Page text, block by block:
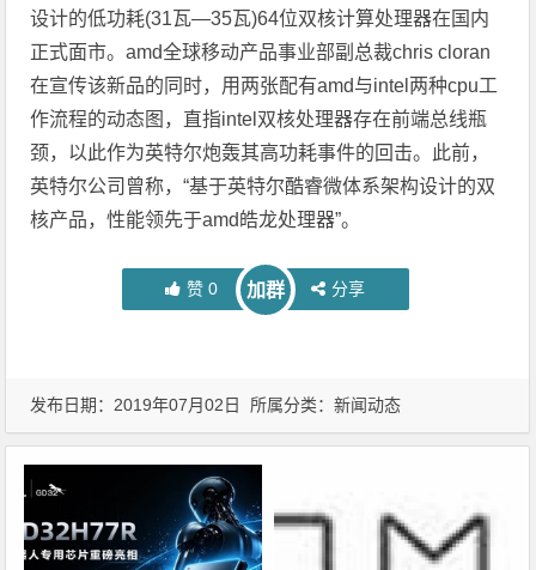
设计的低功耗(31瓦—35瓦)64位双核计算处理器在国内
正式面市。amd全球移动产品事业部副总裁chris cloran
在宣传该新品的同时，用两张配有amd与intel两种cpu工
作流程的动态图，直指intel双核处理器存在前端总线瓶
颈，以此作为英特尔炮轰其高功耗事件的回击。此前，
英特尔公司曾称，“基于英特尔酷睿微体系架构设计的双
核产品，性能领先于amd皓龙处理器”。
赞 0 加群 分享
发布日期：2019年07月02日 所属分类：新闻动态